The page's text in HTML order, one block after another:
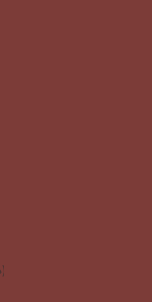
United Arab Emirates (AED د.إ)